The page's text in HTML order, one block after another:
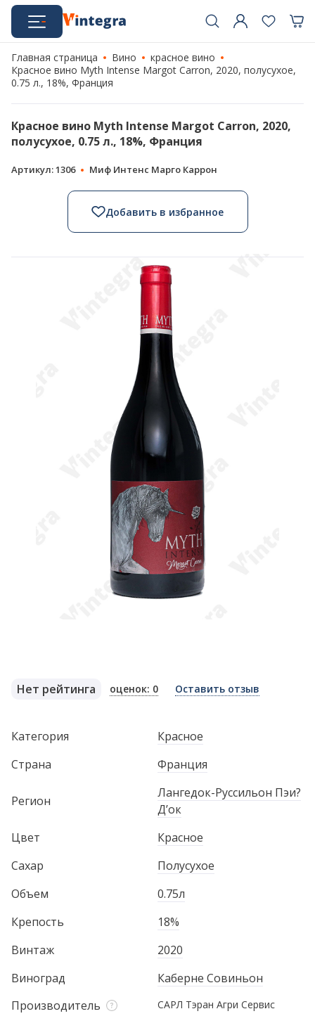
Главная страница Вино
красное вино
Красное вино Myth Intense Margot Carron, 2020, полусухое,
0.75 л., 18%, Франция
Красное вино Myth Intense Margot Carron, 2020,
полусухое, 0.75 л., 18%, Франция
Артикул: 1306 Миф Интенс Марго Каррон
Добавить в избранное
Нет рейтинга оценок: 0 Оставить отзыв
Категория
Красное
Страна
Франция
Регион
Лангедок-Руссильон Пэи?
Д’ок
Цвет
Красное
Сахар
Полусухое
Объем
0.75л
Крепость
18%
Винтаж
2020
Виноград
Каберне Совиньон
Производитель
САРЛ Тэран Агри Сервис